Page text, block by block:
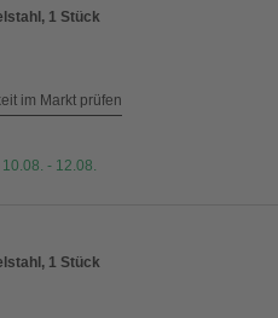
1 Stück
im Markt prüfen
- 12.08.
1 Stück